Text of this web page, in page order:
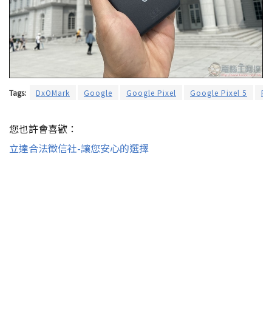
Tags: DxOMark Google Google Pixel Google Pixel 5
您也許會喜歡：
立達合法徵信社-讓您安心的選擇